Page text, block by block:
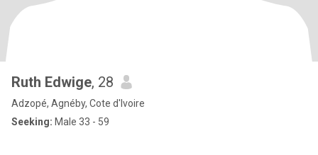
Ruth Edwige, 28
Adzopé, Agnéby, Cote d'Ivoire
Seeking: Male 33 - 59